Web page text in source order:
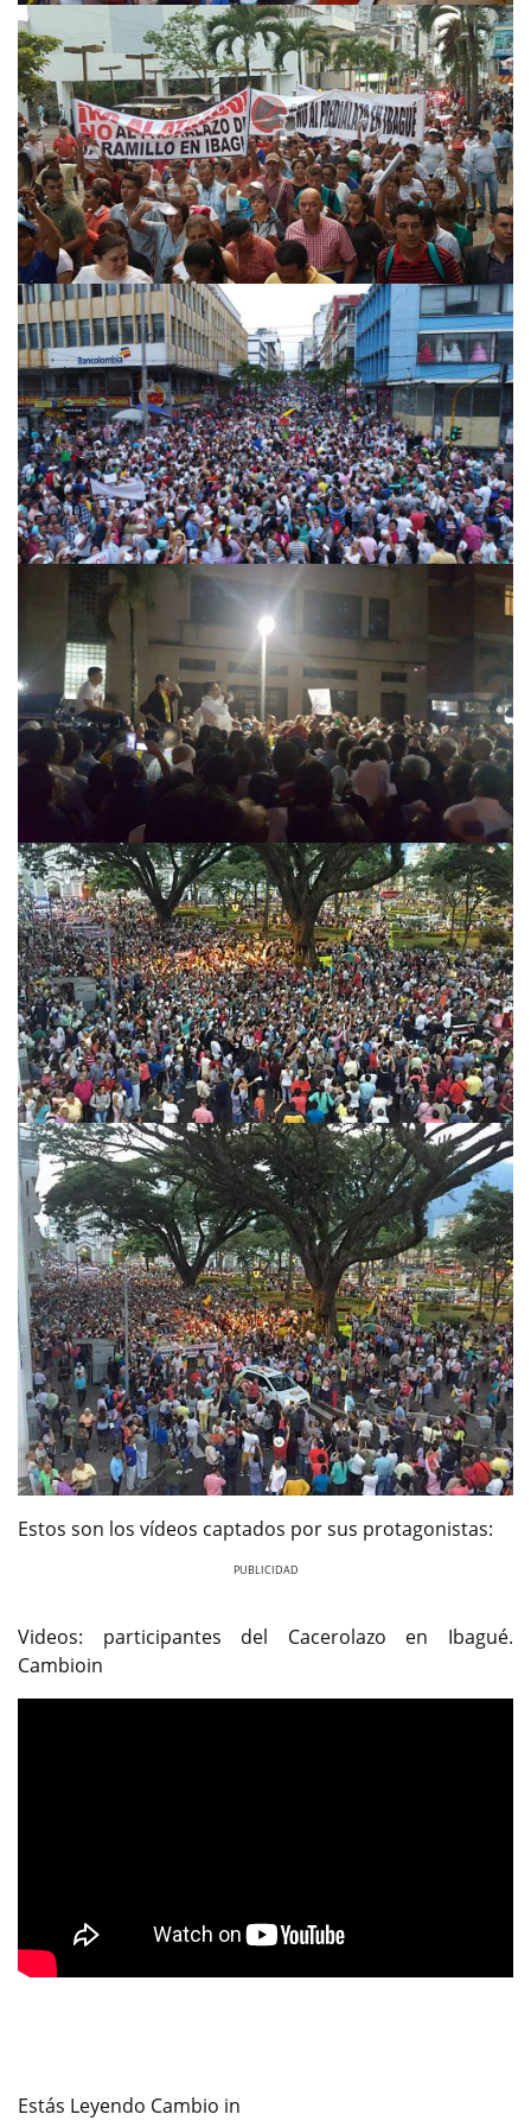
Estos son los vídeos captados por sus protagonistas:
Videos: participantes del Cacerolazo en Ibagué.
Cambioin
Estás Leyendo Cambio in